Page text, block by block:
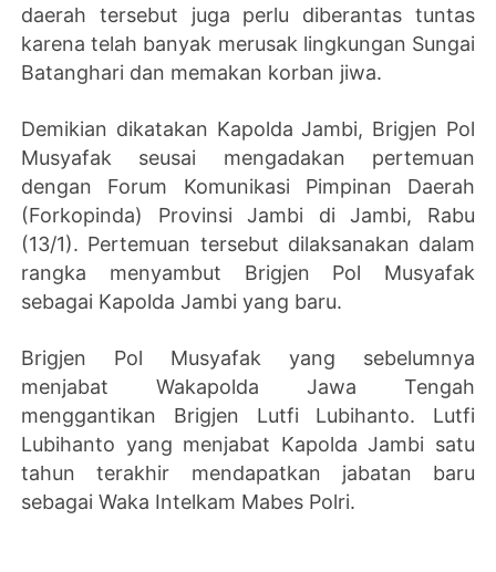
daerah tersebut juga perlu diberantas tuntas
karena telah banyak merusak lingkungan Sungai
Batanghari dan memakan korban jiwa.
Demikian dikatakan Kapolda Jambi, Brigjen Pol
Musyafak seusai mengadakan pertemuan
dengan Forum Komunikasi Pimpinan Daerah
(Forkopinda) Provinsi Jambi di Jambi, Rabu
(13/1). Pertemuan tersebut dilaksanakan dalam
rangka menyambut Brigjen Pol Musyafak
sebagai Kapolda Jambi yang baru.
Brigjen Pol Musyafak yang sebelumnya
menjabat Wakapolda Jawa Tengah
menggantikan Brigjen Lutfi Lubihanto. Lutfi
Lubihanto yang menjabat Kapolda Jambi satu
tahun terakhir mendapatkan jabatan baru
sebagai Waka Intelkam Mabes Polri.